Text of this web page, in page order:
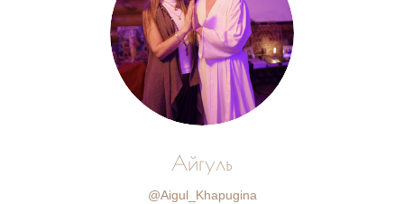
Айгуль
@Aigul_Khapugina